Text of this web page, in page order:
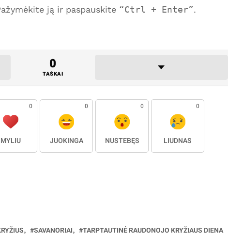
ją ir paspauskite Ctrl + Enter .
0
TAŠKAI
0
MYLIU
0
JUOKINGA
0
NUSTEBĘS
0
LIŪDNAS
SAVANORIAI TARPTAUTINĖ RAUDONOJO KRYŽIAUS DIENA